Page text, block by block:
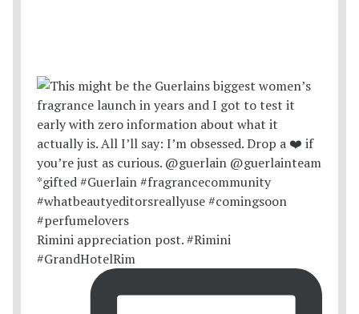
Rimini appreciation post. #Rimini
#GrandHotelRim